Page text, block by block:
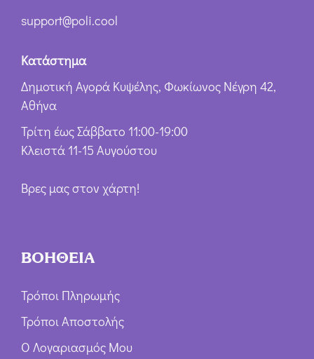
support@poli.cool
Κατάστημα
Δημοτική Αγορά Κυψέλης, Φωκίωνος Νέγρη 42,
Αθήνα
Τρίτη έως Σάββατο 11:00-19:00
Κλειστά 11-15 Αυγούστου
Βρες μας στον χάρτη!
ΒΟΗΘΕΙΑ
Τρόποι Πληρωμής
Τρόποι Αποστολής
Ο Λογαριασμός Μου